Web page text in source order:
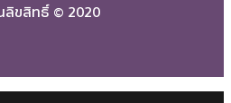
ลิขสิทธิ์ © 2020